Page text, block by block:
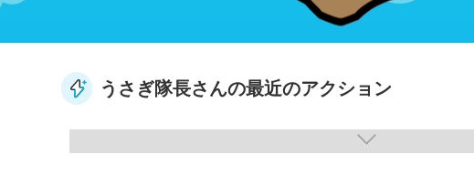
うさぎ隊長さんの最近のアクション